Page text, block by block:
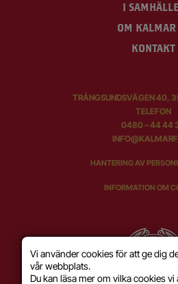
I
OM KALMAR
KONTAKT
TRÅNGSUNDSVÄGEN 40,
TELEFON
0480 – 44 44
HANTERING AV
INFORMATION OM
Vi använder cookies för att ge dig
vår webbplats.
Du kan läsa mer om vilka cookies